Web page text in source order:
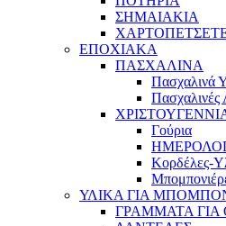
ΣΗΜΑΙΑΚΙΑ
ΕΠΟΧΙΑΚΑ
ΠΑΣΧΑΛΙΝΑ
Πασχαλινά
Πασχαλινές
Γούρια
Κορδέλες-
ΥΛΙΚΑ ΓΙΑ
ΓΡΑΜΜΑΤΑ